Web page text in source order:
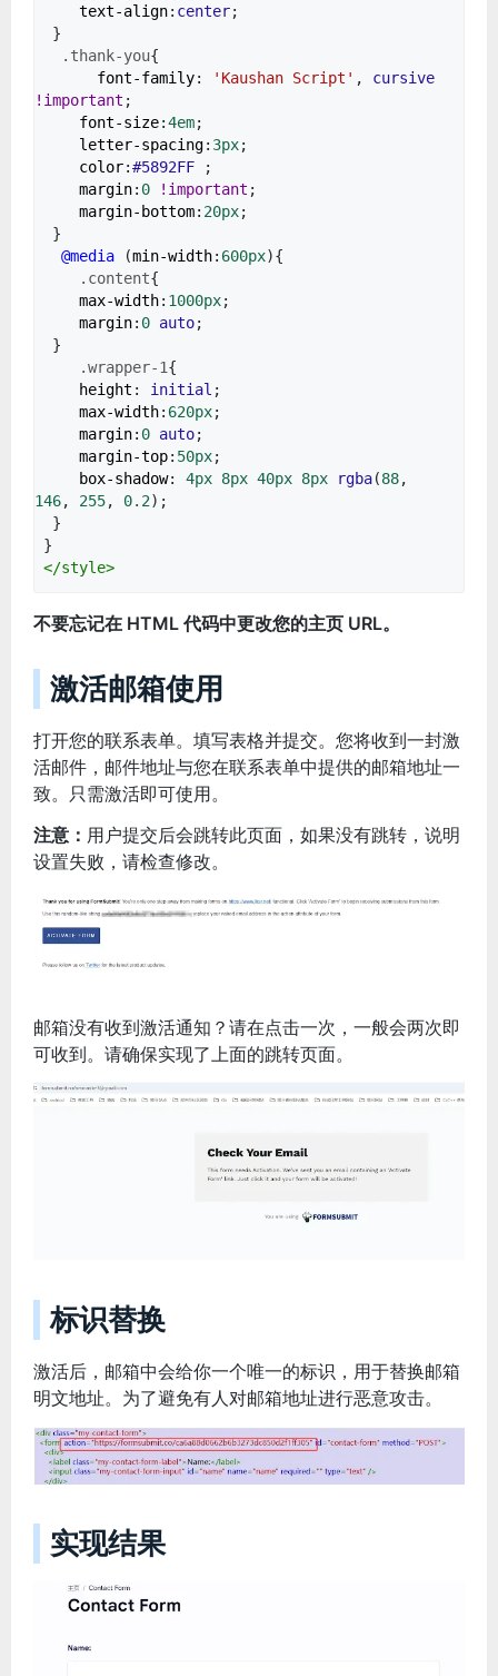
text-align: center;
}
.thank-you{
font-family: 'Kaushan Script' , cursive
!important ;
font-size:4em;
letter-spacing: 3px;
color:#5892FF ;
margin: 0 !important ;
margin-bottom: 20px;
}
@media (min-width: 600px){
.content{
max-width: 1000px;
margin: 0 auto;
}
.wrapper-1{
height : initial ;
max-width: 620px;
margin: 0 auto;
margin-top: 50px;
box-shadow: 4px 8px 40px 8px rgba(88,
146, 255, 0.2);
}
}
</style>
不要忘记在 HTML 代码中更改您的主页 URL。
激活邮箱使用
打开您的联系表单。填写表格并提交。您将收到一封激
活邮件，邮件地址与您在联系表单中提供的邮箱地址一
致。只需激活即可使用。
注意： 用户提交后会跳转此页面，如果没有跳转，说明
设置失败，请检查修改。
邮箱没有收到激活通知？请在点击一次，一般会两次即
可收到。请确保实现了上面的跳转页面。
标识替换
激活后，邮箱中会给你一个唯一的标识，用于替换邮箱
明文地址。为了避免有人对邮箱地址进行恶意攻击。
实现结果